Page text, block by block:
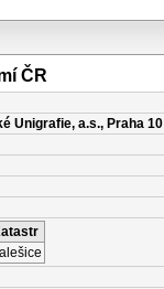
ČR
Unigrafie, a.s., Praha 10